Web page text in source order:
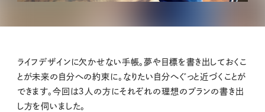
ライフデザインに欠かせない手帳。夢や目標を書き出しておくこ
とが未来の自分への約束に。なりたい自分へぐっと近づくことが
できます。今回は３人の方にそれぞれの理想のプランの書き出
し方を伺いました。